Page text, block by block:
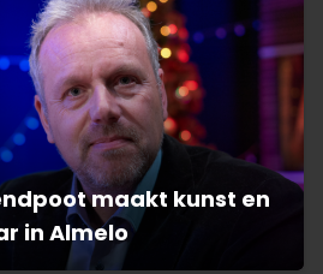
maakt kunst en
in Almelo